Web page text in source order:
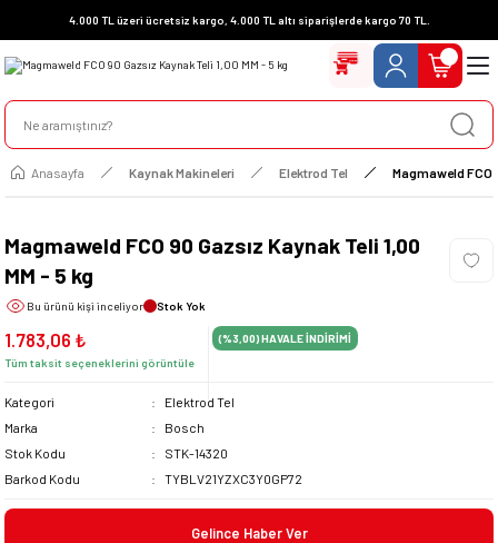
4.000 TL üzeri ücretsiz kargo, 4.000 TL altı siparişlerde kargo 70 TL.
Anasayfa Kaynak Makineleri Elektrod Tel Magmaweld FCO
Magmaweld FCO 90 Gazsız Kaynak Teli 1,00
MM - 5 kg
Bu ürünü kişi inceliyor Stok Yok
1.783,06 ₺
Tüm taksit seçeneklerini görüntüle
(%3,00)HAVALE İNDİRİMİ
Kategori
Elektrod Tel
Marka
Bosch
Stok Kodu
STK-14320
Barkod Kodu
TYBLV21YZXC3Y0GP72
Gelince Haber Ver